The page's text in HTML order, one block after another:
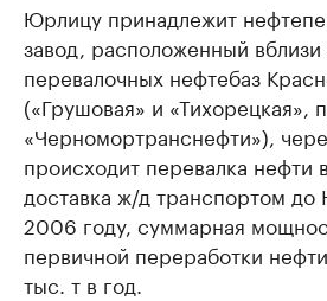
Юрлицу принадлежит
завод, расположенный
перевалочных нефтебаз
(«Грушовая» и «Тихорецкая»,
«Черномортранснефти»),
происходит перевалка нефти
доставка ж/д транспортом
2006 году, суммарная
первичной переработки
тыс. т в год.